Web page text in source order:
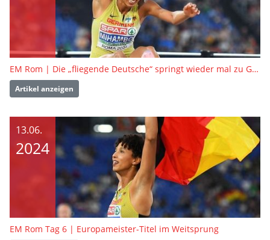
EM Rom | Die „fliegende Deutsche“ springt wieder mal zu Gold
Artikel anzeigen
13.06.
2024
EM Rom Tag 6 | Europameister-Titel im Weitsprung